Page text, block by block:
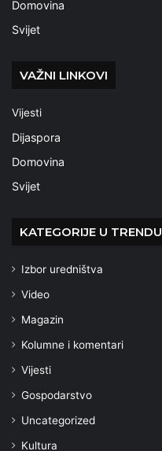
Domovina
Svijet
VAŽNI LINKOVI
Vijesti
Dijaspora
Domovina
Svijet
KATEGORIJE U TRENDU
Izbor uredništva
Video
Magazin
Kolumne i komentari
Vijesti
Gospodarstvo
Uncategorized
Kultura